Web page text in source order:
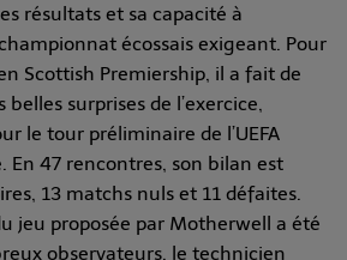
résultats et sa capacité à
écossais exigeant. Pour
Scottish Premiership, il a fait de
belles surprises de l’exercice,
le tour préliminaire de l’UEFA
En 47 rencontres, son bilan est
13 matchs nuls et 11 défaites.
jeu proposée par Motherwell a été
observateurs, le technicien